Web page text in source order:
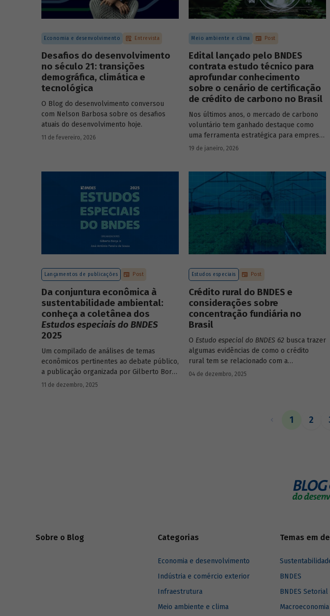
Economia e desenvolvimento Entrevista
Desafios do desenvolvimento
no século 21: transições
demográfica, climática e
tecnológica
O Blog do desenvolvimento conversou
com Nelson Barbosa sobre os desafios
atuais do desenvolvimento hoje.
11 de fevereiro, 2026
Meio ambiente e clima Post
Edital lançado pelo BNDES
contrata estudo técnico para
aprofundar conhecimento
sobre o cenário de certificação
de crédito de carbono no Brasil
Nos últimos anos, o mercado de carbono
voluntário tem ganhado destaque como
uma ferramenta estratégica para empresas
que buscam reduzir sua pegada de
19 de janeiro, 2026
Lançamentos de publicações Post
Da conjuntura econômica à
sustentabilidade ambiental:
conheça a coletânea dos
Estudos especiais do BNDES
2025
Um compilado de análises de temas
econômicos pertinentes ao debate público,
a publicação organizada por Gilberto Borça
e José Antônio Pereira de Souza,
11 de dezembro, 2025
Estudos especiais Post
Crédito rural do BNDES e
considerações sobre
concentração fundiária no
Brasil
O Estudo especial do BNDES 62 busca trazer
algumas evidências de como o crédito
rural tem se relacionado com a
concentração de terras no país e qual o
04 de dezembro, 2025
1 2
Sobre o Blog Categorias
Economia e desenvolvimento
Indústria e comércio exterior
Infraestrutura
Meio ambiente e clima
Temas em
BNDES
BNDES Setorial
Macroeconomia